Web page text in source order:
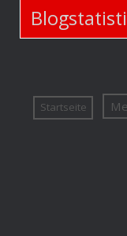
Startseite